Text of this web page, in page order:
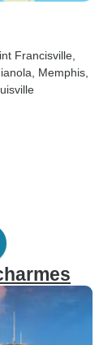
Francisville
, Memphis